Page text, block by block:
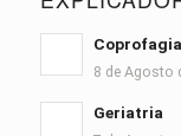
Coprofagia
8 de Agosto
Geriatria